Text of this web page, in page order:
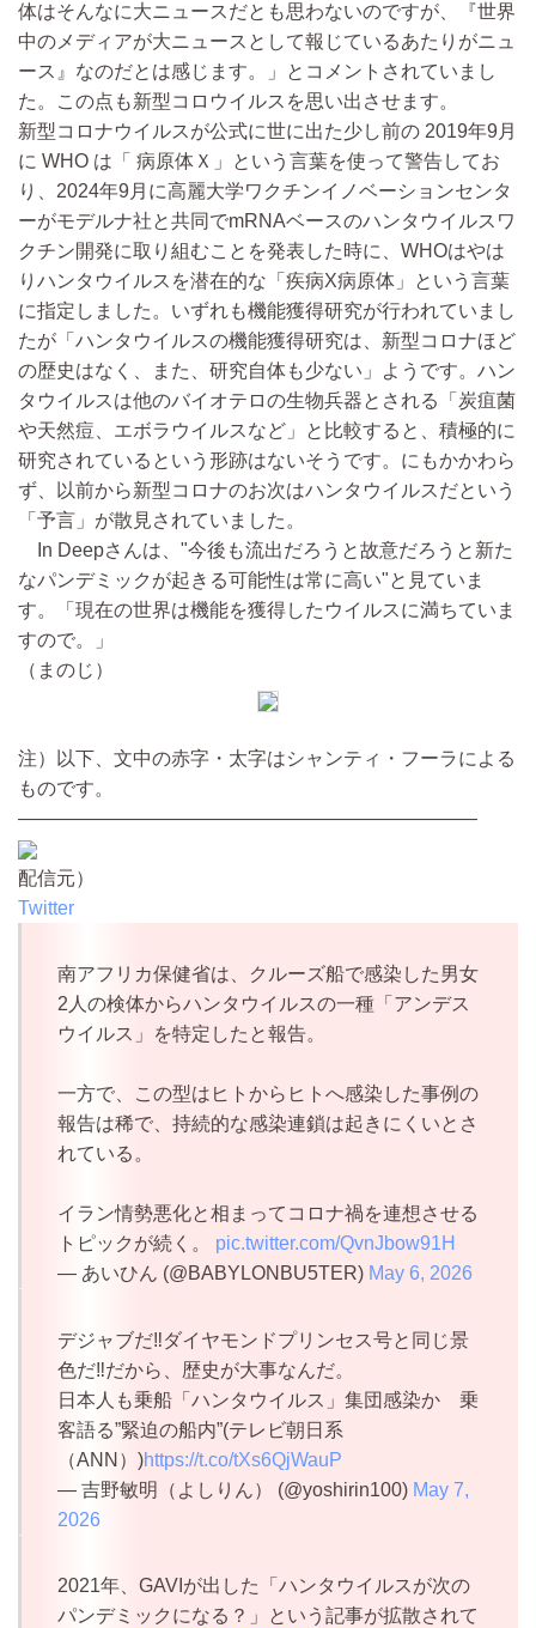
体はそんなに大ニュースだとも思わないのですが、『世界
中のメディアが大ニュースとして報じているあたりがニュ
ース』なのだとは感じます。」とコメントされていまし
た。この点も新型コロウイルスを思い出させます。
新型コロナウイルスが公式に世に出た少し前の 2019年9月
に WHO は「 病原体Ｘ」という言葉を使って警告してお
り、2024年9月に高麗大学ワクチンイノベーションセンタ
ーがモデルナ社と共同でmRNAベースのハンタウイルスワ
クチン開発に取り組むことを発表した時に、WHOはやは
りハンタウイルスを潜在的な「疾病X病原体」という言葉
に指定しました。いずれも機能獲得研究が行われていまし
たが「ハンタウイルスの機能獲得研究は、新型コロナほど
の歴史はなく、また、研究自体も少ない」ようです。ハン
タウイルスは他のバイオテロの生物兵器とされる「炭疽菌
や天然痘、エボラウイルスなど」と比較すると、積極的に
研究されているという形跡はないそうです。にもかかわら
ず、以前から新型コロナのお次はハンタウイルスだという
「予言」が散見されていました。
In Deepさんは、"今後も流出だろうと故意だろうと新た
なパンデミックが起きる可能性は常に高い"と見ていま
す。「現在の世界は機能を獲得したウイルスに満ちていま
すので。」
（まのじ）
注）以下、文中の赤字・太字はシャンティ・フーラによる
ものです。
————————————————————————
配信元）
Twitter
南アフリカ保健省は、クルーズ船で感染した男女
2人の検体からハンタウイルスの一種「アンデス
ウイルス」を特定したと報告。
一方で、この型はヒトからヒトへ感染した事例の
報告は稀で、持続的な感染連鎖は起きにくいとさ
れている。
イラン情勢悪化と相まってコロナ禍を連想させる
トピックが続く。 pic.twitter.com/QvnJbow91H
— あいひん (@BABYLONBU5TER) May 6, 2026
デジャブだ‼ダイヤモンドプリンセス号と同じ景
色だ‼だから、歴史が大事なんだ。
日本人も乗船「ハンタウイルス」集団感染か 乗
客語る”緊迫の船内”(テレビ朝日系
（ANN）)https://t.co/tXs6QjWauP
— 吉野敏明（よしりん） (@yoshirin100) May 7,
2026
2021年、GAVIが出した「ハンタウイルスが次の
パンデミックになる？」という記事が拡散されて